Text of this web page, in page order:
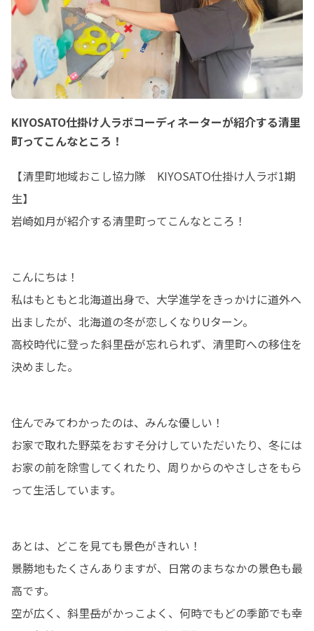
KIYOSATO仕掛け人ラボコーディネーターが紹介する清里
町ってこんなところ！
【清里町地域おこし協力隊　KIYOSATO仕掛け人ラボ1期
生】
岩崎如月が紹介する清里町ってこんなところ！
こんにちは！
私はもともと北海道出身で、大学進学をきっかけに道外へ
出ましたが、北海道の冬が恋しくなりUターン。
高校時代に登った斜里岳が忘れられず、清里町への移住を
決めました。
住んでみてわかったのは、みんな優しい！
お家で取れた野菜をおすそ分けしていただいたり、冬には
お家の前を除雪してくれたり、周りからのやさしさをもら
って生活しています。
あとは、どこを見ても景色がきれい！
景勝地もたくさんありますが、日常のまちなかの景色も最
高です。
空が広く、斜里岳がかっこよく、何時でもどの季節でも幸